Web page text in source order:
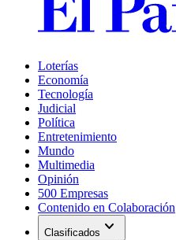
Loterías
Economía
Tecnología
Judicial
Política
Entretenimiento
Mundo
Multimedia
Opinión
500 Empresas
Contenido en Colaboración
Clasificados expand_more